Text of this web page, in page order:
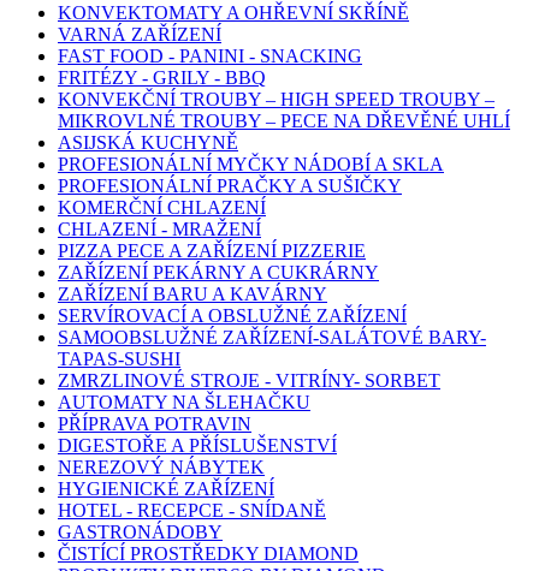
KONVEKTOMATY A OHŘEVNÍ SKŘÍNĚ
VARNÁ ZAŘÍZENÍ
FAST FOOD - PANINI - SNACKING
FRITÉZY - GRILY - BBQ
KONVEKČNÍ TROUBY – HIGH SPEED TROUBY –
MIKROVLNÉ TROUBY – PECE NA DŘEVĚNÉ UHLÍ
ASIJSKÁ KUCHYNĚ
PROFESIONÁLNÍ MYČKY NÁDOBÍ A SKLA
PROFESIONÁLNÍ PRAČKY A SUŠIČKY
KOMERČNÍ CHLAZENÍ
CHLAZENÍ - MRAŽENÍ
PIZZA PECE A ZAŘÍZENÍ PIZZERIE
ZAŘÍZENÍ PEKÁRNY A CUKRÁRNY
ZAŘÍZENÍ BARU A KAVÁRNY
SERVÍROVACÍ A OBSLUŽNÉ ZAŘÍZENÍ
SAMOOBSLUŽNÉ ZAŘÍZENÍ-SALÁTOVÉ BARY-
TAPAS-SUSHI
ZMRZLINOVÉ STROJE - VITRÍNY- SORBET
AUTOMATY NA ŠLEHAČKU
PŘÍPRAVA POTRAVIN
DIGESTOŘE A PŘÍSLUŠENSTVÍ
NEREZOVÝ NÁBYTEK
HYGIENICKÉ ZAŘÍZENÍ
HOTEL - RECEPCE - SNÍDANĚ
GASTRONÁDOBY
ČISTÍCÍ PROSTŘEDKY DIAMOND